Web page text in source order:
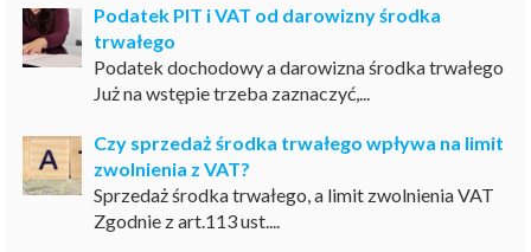
Podatek PIT i VAT od darowizny środka
trwałego
Podatek dochodowy a darowizna środka trwałego
Już na wstępie trzeba zaznaczyć,...
Czy sprzedaż środka trwałego wpływa na limit
zwolnienia z VAT?
Sprzedaż środka trwałego, a limit zwolnienia VAT
Zgodnie z art.113 ust....